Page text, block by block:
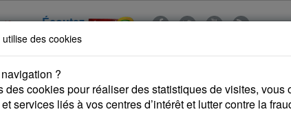
Écoutez
des cookies
?
des cookies pour réaliser des statistiques de visites, vous
services liés à vos centres d’intérêt et lutter contre la